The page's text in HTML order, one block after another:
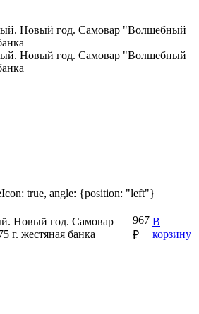
true, angle: {position: "left"}
Новый год. Самовар
г. жестяная банка
967
₽
В
корзину